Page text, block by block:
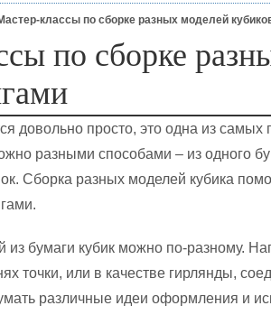
классы по сборке разных моделей
по сборке
довольно просто, это одна из
разными способами – из одного
Сборка разных моделей кубика
из бумаги кубик можно по-разному.
точки, или в качестве гирлянды,
различные идеи оформления и